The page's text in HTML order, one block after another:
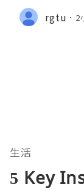
rgtu 2
生活
5 Key